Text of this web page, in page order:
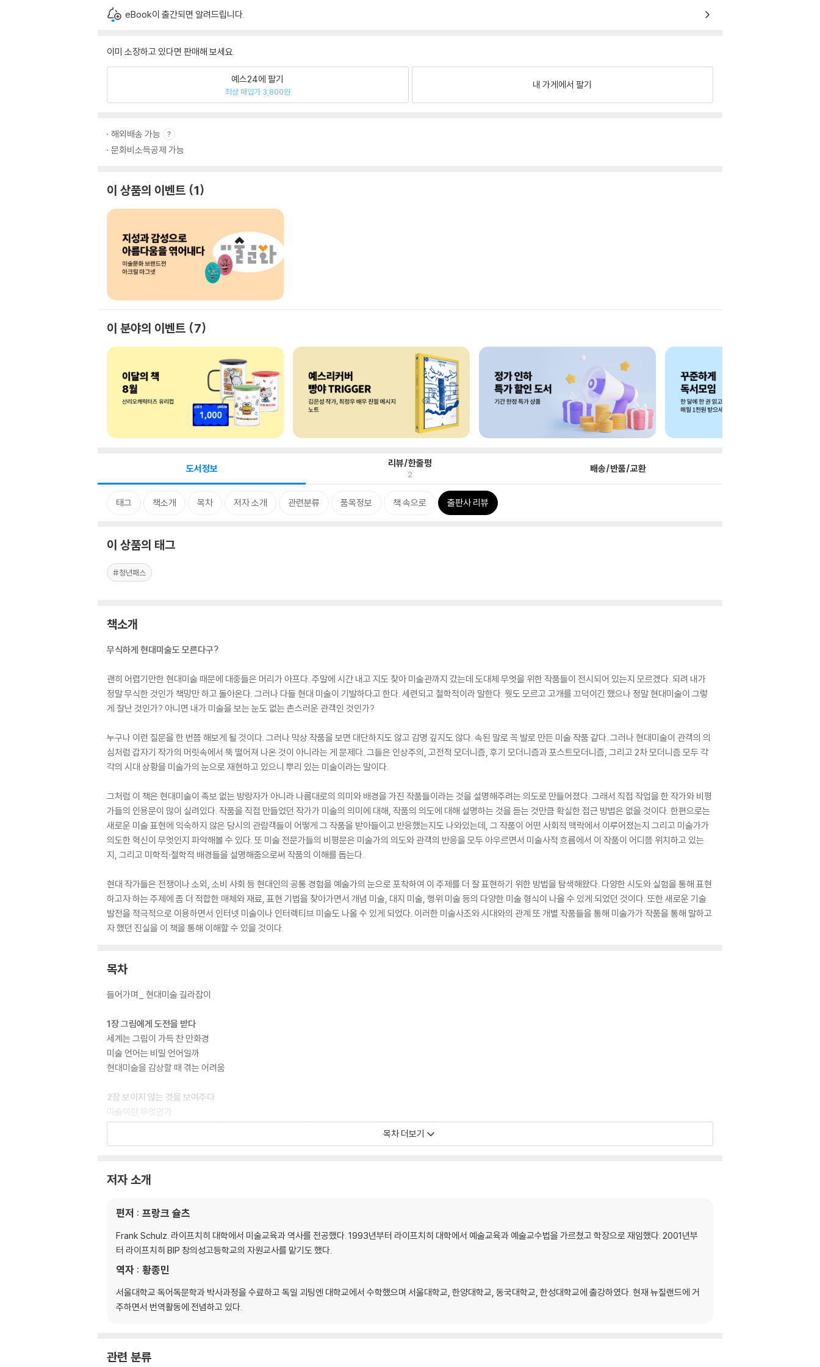
eBook이 출간되면 알려드립니다.
이미 소장하고 있다면 판매해 보세요.
예스24에 팔기
최상 매입가 3,800원
내 가게에서 팔기
해외배송 가능
문화비소득공제 가능
이 상품의 이벤트 1
이 분야의 이벤트 7
도서정보 리뷰/한줄평
2 배송/반품/교환
태그 책소개 목차 저자 소개 관련분류 품목정보 책 속으로 출판사 리뷰
이 상품의 태그
#청년패스
책소개
무식하게 현대미술도 모른다구?
괜히 어렵기만한 현대미술 때문에 대중들은 머리가 아프다. 주말에 시간 내고 지도 찾아 미술관까지 갔는데 도대체 무엇을 위한 작품들이 전시되어 있는지 모르겠다. 되려 내가
정말 무식한 것인가 책망만 하고 돌아온다. 그러나 다들 현대 미술이 기발하다고 한다. 세련되고 철학적이라 말한다. 뭣도 모르고 고개를 끄덕이긴 했으나 정말 현대미술이 그렇
게 잘난 것인가? 아니면 내가 미술을 보는 눈도 없는 촌스러운 관객인 것인가?
누구나 이런 질문을 한 번쯤 해보게 될 것이다. 그러나 막상 작품을 보면 대단하지도 않고 감명 깊지도 않다. 속된 말로 꼭 발로 만든 미술 작품 같다. 그러나 현대미술이 관객의 의
심처럼 갑자기 작가의 머릿속에서 뚝 떨어져 나온 것이 아니라는 게 문제다. 그들은 인상주의, 고전적 모더니즘, 후기 모더니즘과 포스트모더니즘, 그리고 2차 모더니즘 모두 각
각의 시대 상황을 미술가의 눈으로 재현하고 있으니 뿌리 있는 미술이라는 말이다.
그처럼 이 책은 현대미술이 족보 없는 방랑자가 아니라 나름대로의 의미와 배경을 가진 작품들이라는 것을 설명해주려는 의도로 만들어졌다. 그래서 직접 작업을 한 작가와 비평
가들의 인용문이 많이 실려있다. 작품을 직접 만들었던 작가가 미술의 의미에 대해, 작품의 의도에 대해 설명하는 것을 듣는 것만큼 확실한 접근 방법은 없을 것이다. 한편으로는
새로운 미술 표현에 익숙하지 않은 당시의 관람객들이 어떻게 그 작품을 받아들이고 반응했는지도 나와있는데, 그 작품이 어떤 사회적 맥락에서 이루어졌는지 그리고 미술가가
의도한 혁신이 무엇인지 파악해볼 수 있다. 또 미술 전문가들의 비평문은 미술가의 의도와 관객의 반응을 모두 아우르면서 미술사적 흐름에서 이 작품이 어디쯤 위치하고 있는
지, 그리고 미학적·철학적 배경들을 설명해줌으로써 작품의 이해를 돕는다.
현대 작가들은 전쟁이나 소외, 소비 사회 등 현대인의 공통 경험을 예술가의 눈으로 포착하여 이 주제를 더 잘 표현하기 위한 방법을 탐색해왔다. 다양한 시도와 실험을 통해 표현
하고자 하는 주제에 좀 더 적합한 매체와 재료, 표현 기법을 찾아가면서 개념 미술, 대지 미술, 행위 미술 등의 다양한 미술 형식이 나올 수 있게 되었던 것이다. 또한 새로운 기술
발전을 적극적으로 이용하면서 인터넷 미술이나 인터렉티브 미술도 나올 수 있게 되었다. 이러한 미술사조와 시대와의 관계 또 개별 작품들을 통해 미술가가 작품을 통해 말하고
자 했던 진실을 이 책을 통해 이해할 수 있을 것이다.
목차
들어가며_ 현대미술 길라잡이
1장 그림에게 도전을 받다
세계는 그림이 가득 찬 만화경
미술 언어는 비밀 언어일까
현대미술을 감상할 때 겪는 어려움
2장 보이지 않는 것을 보여주다
미술이란 무엇인가
우리는 그림에서 무엇을 보는가│이것은 파이프가 아니다│미술이 드러내는 진실│미술의 기능│미술에 거는 기대
평면에서 입체로│공간에서 과정으로
의자는 의자가 아니다│현대미술의 열린 체계
미술 제작 방법의 변화
파블로 피카소의 '게르니카' 제작 과정
미술 작품의 이해에 관하여
미술가의 노력과 관람자의 노력│도대체 어떻게 감상하는 거지?│관람에서 행위로
르네상스 이전_하인리히 사자공의 성복음집에 그려진 '최후의 만찬'│르네상스 이후_레오나르도 다빈치의 '최후의 만찬'
목차 더보기
저자 소개
편저 : 프랑크 슐츠
Frank Schulz. 라이프치히 대학에서 미술교육과 역사를 전공했다. 1993년부터 라이프치히 대학에서 예술교육과 예술교수법을 가르쳤고 학장으로 재임했다. 2001년부
터 라이프치히 BIP 창의성고등학교의 자원교사를 맡기도 했다.
역자 : 황종민
서울대학교 독어독문학과 박사과정을 수료하고 독일 괴팅엔 대학교에서 수학했으며 서울대학교, 한양대학교, 동국대학교, 한성대학교에 출강하였다. 현재 뉴질랜드에 거
주하면서 번역활동에 전념하고 있다.
관련 분류